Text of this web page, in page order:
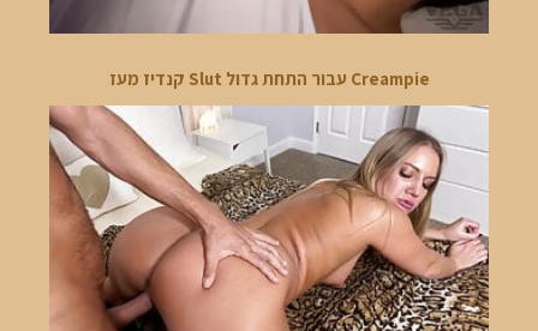
Creampie עבור התחת גדול Slut קנדיז מעז